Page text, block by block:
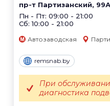
пр-т Партизанский, 99А
Пн - Пт: 09:00 - 21:00
Сб: 10:00 - 21:00
Автозаводская
remsnab.by
При
диагностика